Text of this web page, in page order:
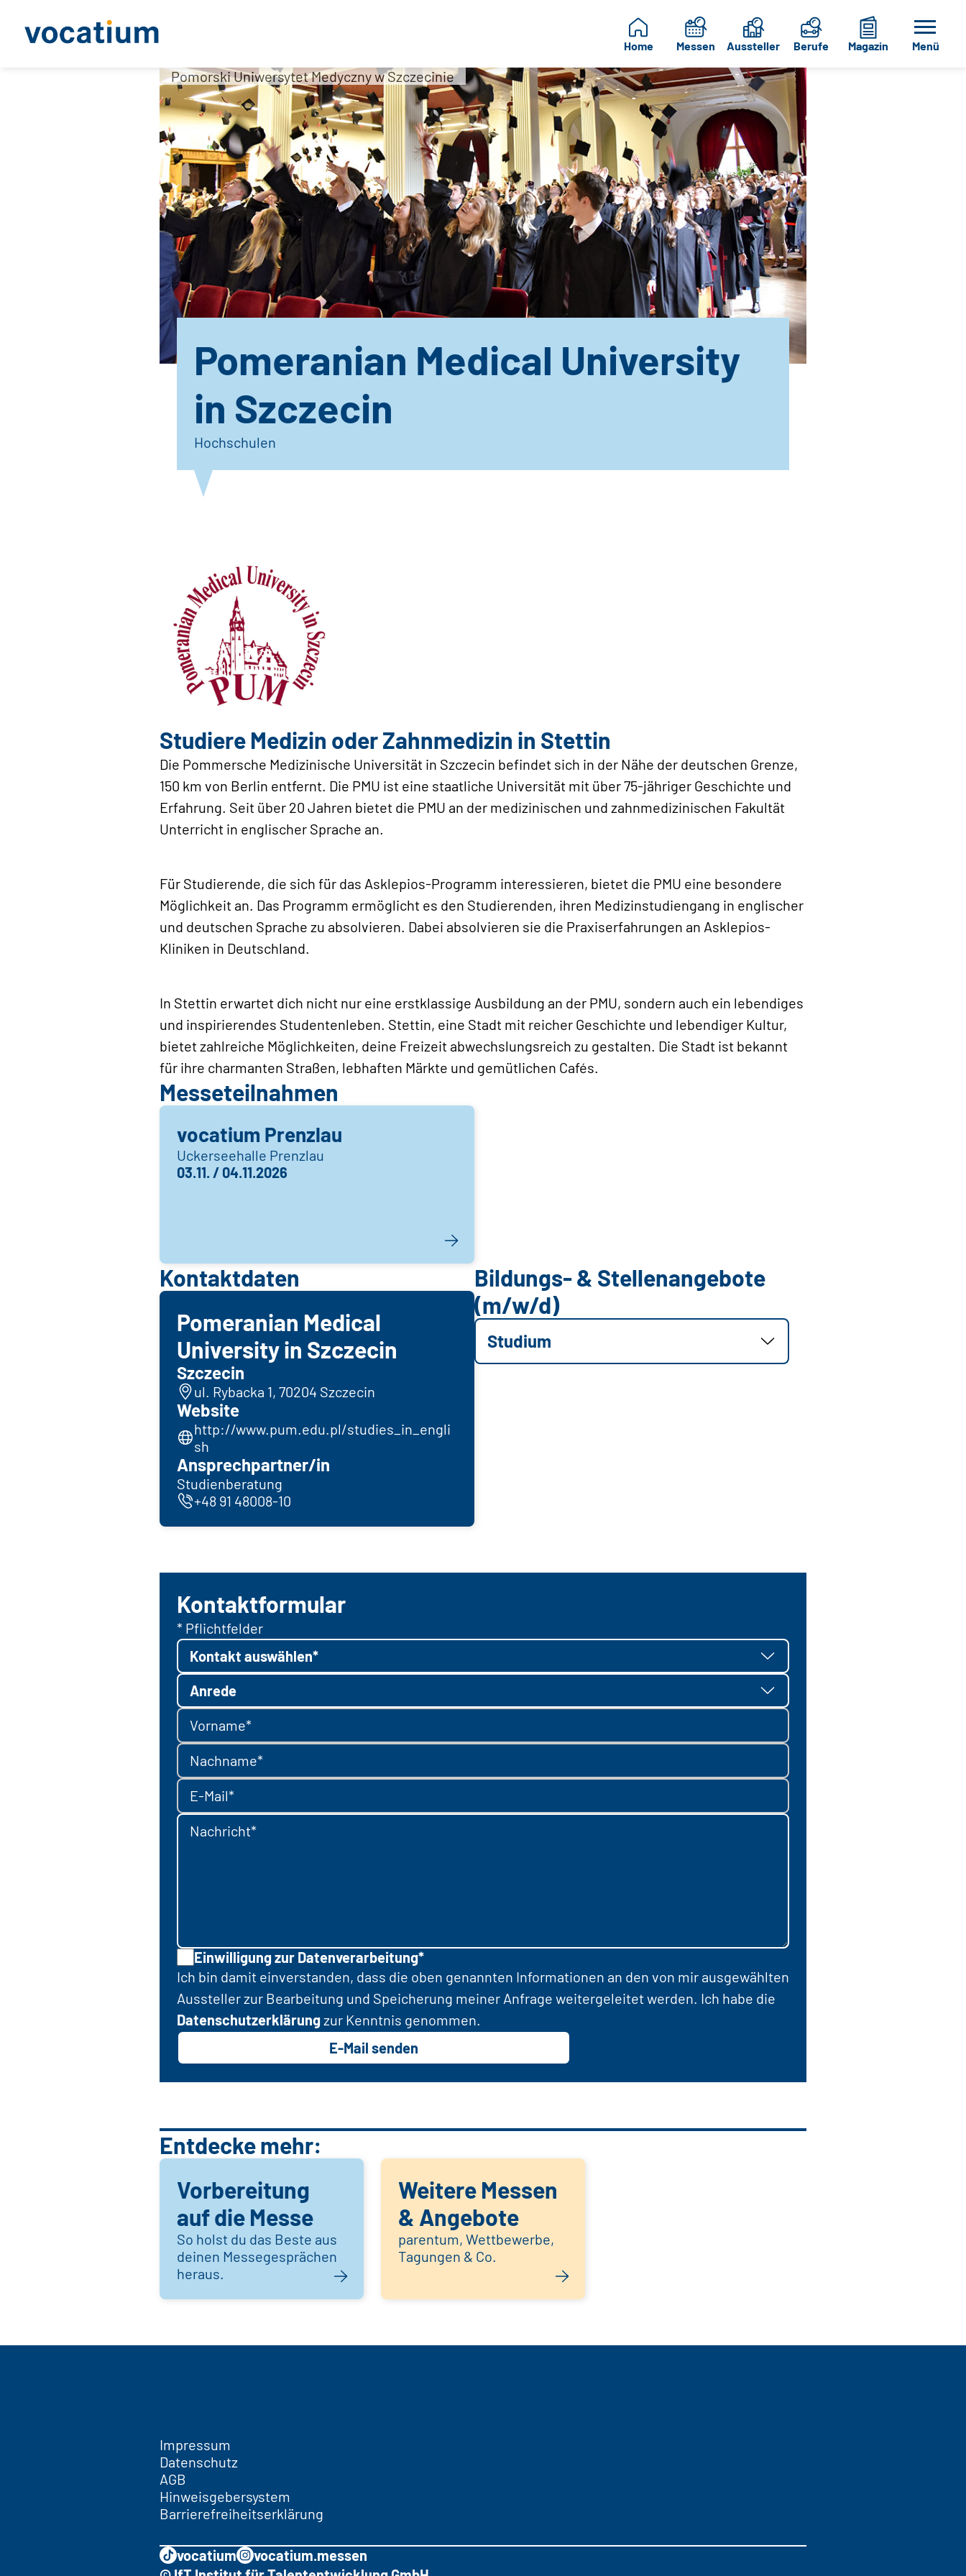
Home Messen Aussteller Berufe Magazin Menü
Pomorski Uniwersytet Medyczny w Szczecinie
Pomeranian Medical University
in Szczecin
Hochschulen
Studiere Medizin oder Zahnmedizin in Stettin
Die Pommersche Medizinische Universität in Szczecin befindet sich in der Nähe der deutschen Grenze,
150 km von Berlin entfernt. Die PMU ist eine staatliche Universität mit über 75-jähriger Geschichte und
Erfahrung. Seit über 20 Jahren bietet die PMU an der medizinischen und zahnmedizinischen Fakultät
Unterricht in englischer Sprache an.
Für Studierende, die sich für das Asklepios-Programm interessieren, bietet die PMU eine besondere
Möglichkeit an. Das Programm ermöglicht es den Studierenden, ihren Medizinstudiengang in englischer
und deutschen Sprache zu absolvieren. Dabei absolvieren sie die Praxiserfahrungen an Asklepios-
Kliniken in Deutschland.
In Stettin erwartet dich nicht nur eine erstklassige Ausbildung an der PMU, sondern auch ein lebendiges
und inspirierendes Studentenleben. Stettin, eine Stadt mit reicher Geschichte und lebendiger Kultur,
bietet zahlreiche Möglichkeiten, deine Freizeit abwechslungsreich zu gestalten. Die Stadt ist bekannt
für ihre charmanten Straßen, lebhaften Märkte und gemütlichen Cafés.
Messeteilnahmen
vocatium Prenzlau
Uckerseehalle Prenzlau
03.11. / 04.11.2026
Kontaktdaten
Pomeranian Medical
University in Szczecin
Szczecin
ul. Rybacka 1, 70204 Szczecin
Website
http://www.pum.edu.pl/studies_in_engli
sh
Ansprechpartner/in
Studienberatung
+48 91 48008-10
Bildungs- & Stellenangebote
(m/w/d)
Studium
Kontaktformular
* Pflichtfelder
Kontakt auswählen*
Anrede
Vorname*
Nachname*
E-Mail*
Nachricht*
Einwilligung zur Datenverarbeitung*
Ich bin damit einverstanden, dass die oben genannten Informationen an den von mir ausgewählten
Aussteller zur Bearbeitung und Speicherung meiner Anfrage weitergeleitet werden. Ich habe die
Datenschutzerklärungzur Kenntnis genommen.
E-Mail senden
Entdecke mehr:
Vorbereitung
auf die Messe
So holst du das Beste aus
deinen Messegesprächen
heraus.
Weitere Messen
& Angebote
parentum, Wettbewerbe,
Tagungen & Co.
Impressum
Datenschutz
AGB
Hinweisgebersystem
Barrierefreiheitserklärung
vocatium
vocatium.messen